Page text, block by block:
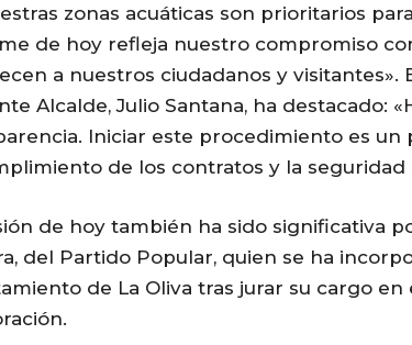
zonas acuáticas son prioritarios
de hoy refleja nuestro compromiso
a nuestros ciudadanos y visitantes».
Alcalde, Julio Santana, ha destacado:
Iniciar este procedimiento es un
de los contratos y la seguridad
de hoy también ha sido significativa
del Partido Popular, quien se ha
de La Oliva tras jurar su cargo